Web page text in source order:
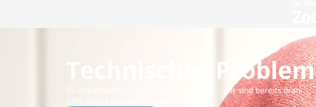
Technisches Problem
Es ist ein technischer Fehler aufgetreten – wir sind bereits dran.
Bitte versuchen Sie es später erneut.